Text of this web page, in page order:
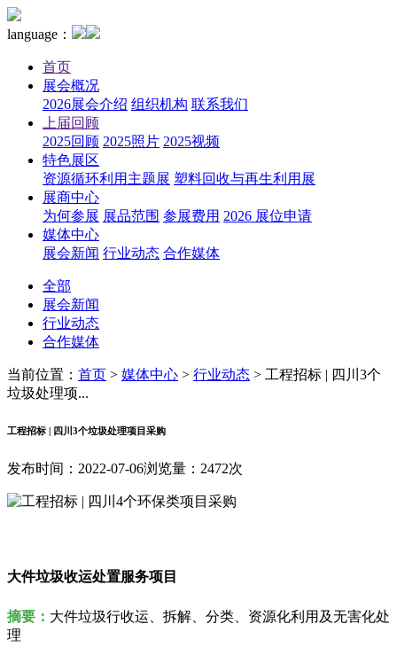
language：
首页
展会概况
2026展会介绍 组织机构 联系我们
上届回顾
2025回顾 2025照片 2025视频
特色展区
资源循环利用主题展 塑料回收与再生利用展
展商中心
为何参展 展品范围 参展费用 2026 展位申请
媒体中心
展会新闻 行业动态 合作媒体
全部
展会新闻
行业动态
合作媒体
当前位置： 首页 > 媒体中心 > 行业动态 > 工程招标 | 四川3个
垃圾处理项...
工程招标 | 四川3个垃圾处理项目采购
发布时间：2022-07-06浏览量：2472次
大件垃圾收运处置服务项目
摘要： 大件垃圾行收运、拆解、分类、资源化利用及无害化处
理